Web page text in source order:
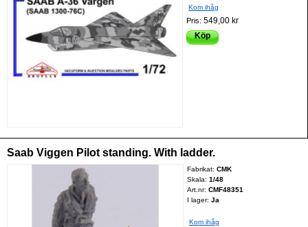
Kom ihåg
Pris:549,00 kr
Köp
Saab Viggen Pilot standing. With ladder.
Fabrikat: CMK
Skala: 1/48
Art.nr: CMF48351
I lager: Ja
Kom ihåg